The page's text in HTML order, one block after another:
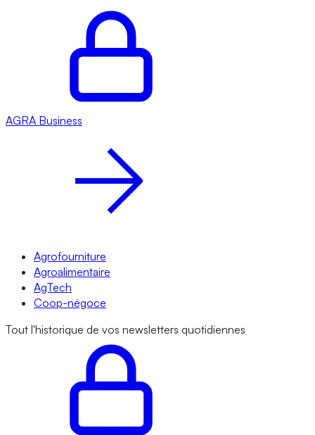
AGRA Business
Agrofourniture
Agroalimentaire
AgTech
Coop-négoce
Tout l'historique de vos newsletters quotidiennes